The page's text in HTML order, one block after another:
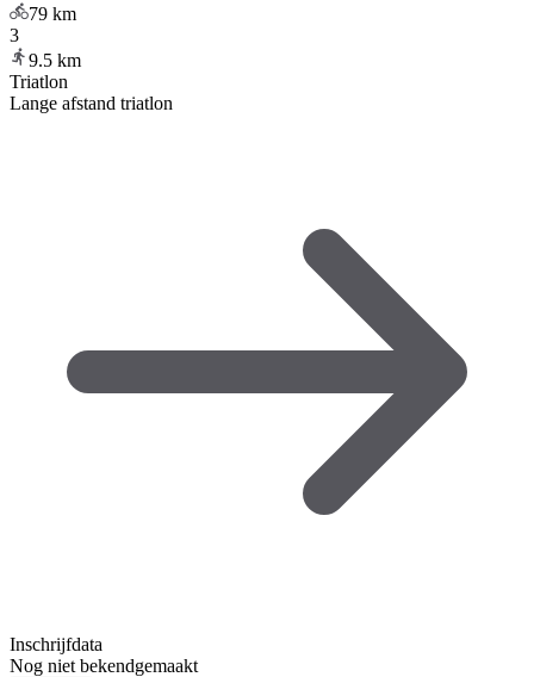
79 km
3
9.5 km
Triatlon
Lange afstand triatlon
Inschrijfdata
Nog niet bekendgemaakt